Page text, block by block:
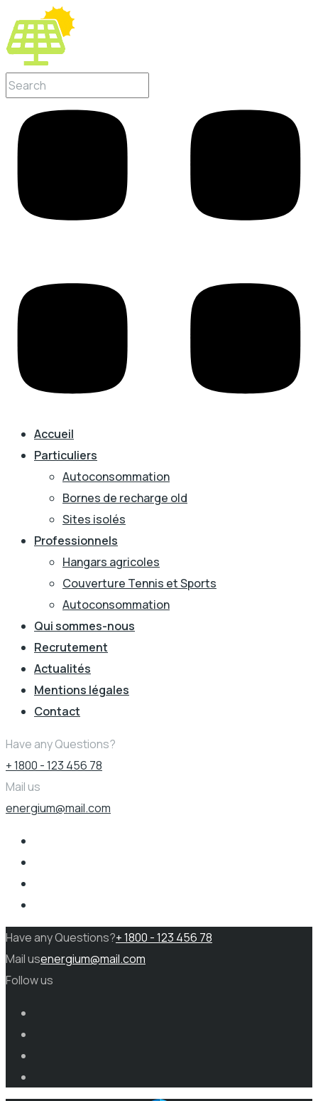
Accueil
Particuliers
Autoconsommation
Bornes de recharge old
Sites isolés
Professionnels
Hangars agricoles
Couverture Tennis et Sports
Autoconsommation
Qui sommes-nous
Recrutement
Actualités
Mentions légales
Contact
Have any Questions?
+ 1800 - 123 456 78
Mail us
energium@mail.com
Have any Questions?+ 1800 - 123 456 78
Mail usenergium@mail.com
Follow us